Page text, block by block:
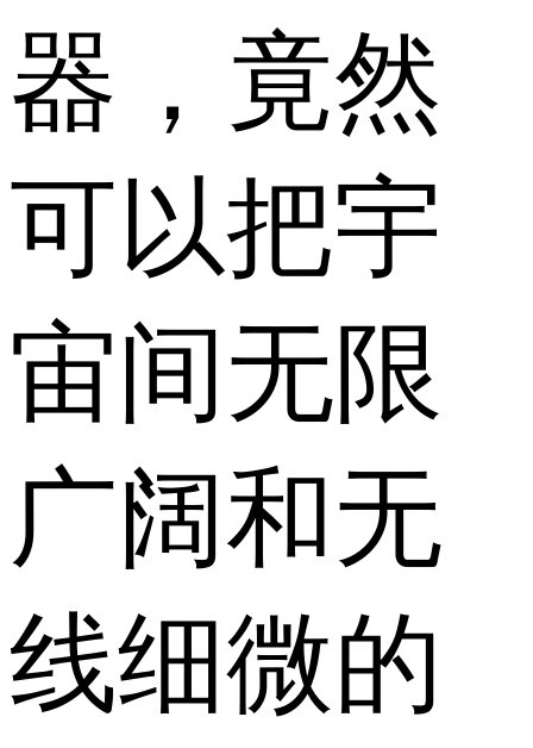
器，竟然
可以把宇
宙间无限
广阔和无
线细微的